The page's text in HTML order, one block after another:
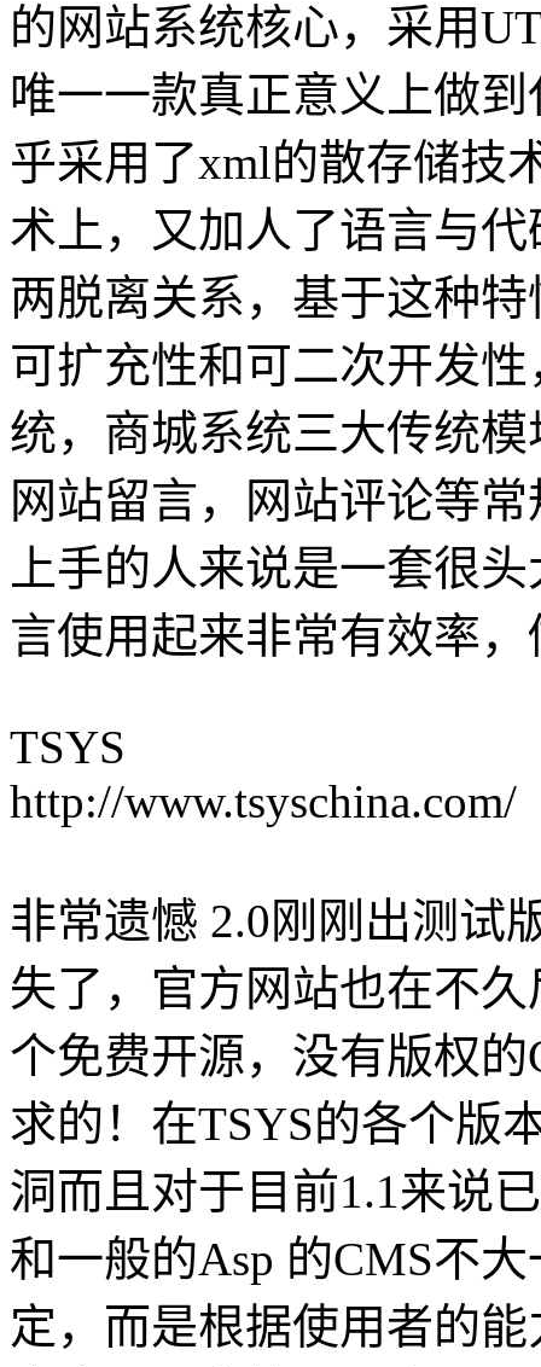
的网站系统核心，采用
唯一一款真正意义上做
乎采用了xml的散存储技
术上，又加人了语言与
两脱离关系，基于这种
可扩充性和可二次开发
统，商城系统三大传统
网站留言，网站评论等
上手的人来说是一套很
言使用起来非常有效率
TSYS
http://www.tsyschina.com/
非常遗憾 2.0刚刚出测试
失了，官方网站也在不
个免费开源，没有版权
求的！在TSYS的各个版
洞而且对于目前1.1来说
和一般的Asp 的CMS不
定，而是根据使用者的